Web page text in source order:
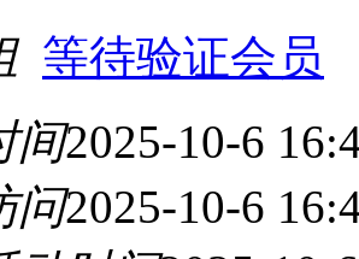
等待验证会员
间2025-10-6
问2025-10-6